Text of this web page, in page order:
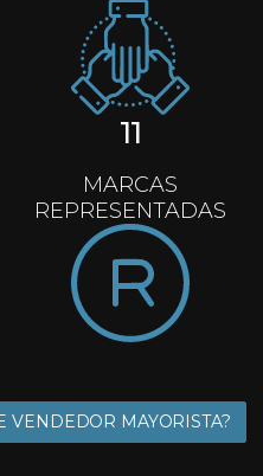
11
MARCAS
REPRESENTADAS
VENDEDOR MAYORISTA?